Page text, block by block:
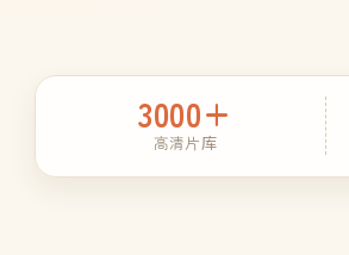
3000+
高清片库